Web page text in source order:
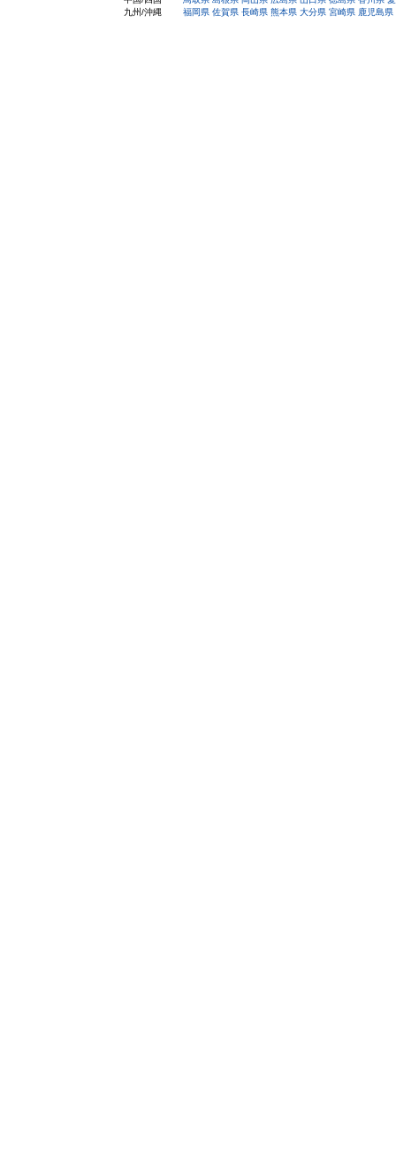
九州/沖縄
福岡県 佐賀県 長崎県 熊本県 大分県 宮崎県 鹿児島県